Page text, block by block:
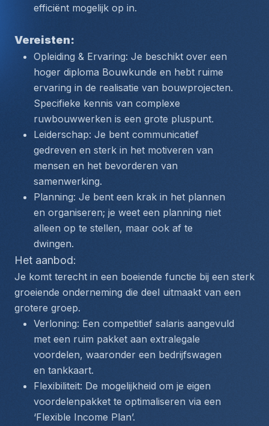
efficiënt mogelijk op in.
Vereisten:
Opleiding & Ervaring: Je beschikt over een
hoger diploma Bouwkunde en hebt ruime
ervaring in de realisatie van bouwprojecten.
Specifieke kennis van complexe
ruwbouwwerken is een grote pluspunt.
Leiderschap: Je bent communicatief
gedreven en sterk in het motiveren van
mensen en het bevorderen van
samenwerking.
Planning: Je bent een krak in het plannen
en organiseren; je weet een planning niet
alleen op te stellen, maar ook af te
dwingen.
Het aanbod:
Je komt terecht in een boeiende functie bij een sterk
groeiende onderneming die deel uitmaakt van een
grotere groep.
Verloning: Een competitief salaris aangevuld
met een ruim pakket aan extralegale
voordelen, waaronder een bedrijfswagen
en tankkaart.
Flexibiliteit: De mogelijkheid om je eigen
voordelenpakket te optimaliseren via een
‘Flexible Income Plan’.